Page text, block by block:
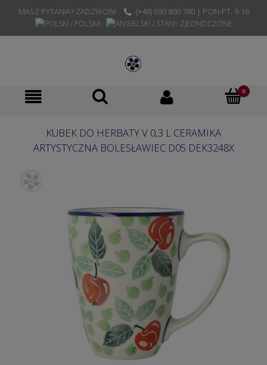
MASZ PYTANIA? ZADZWOŃ! (+48) 690 800 780 | PON-PT. 9-16
KUBEK DO HERBATY V 0,3 L CERAMIKA
ARTYSTYCZNA BOLESŁAWIEC D05 DEK3248X